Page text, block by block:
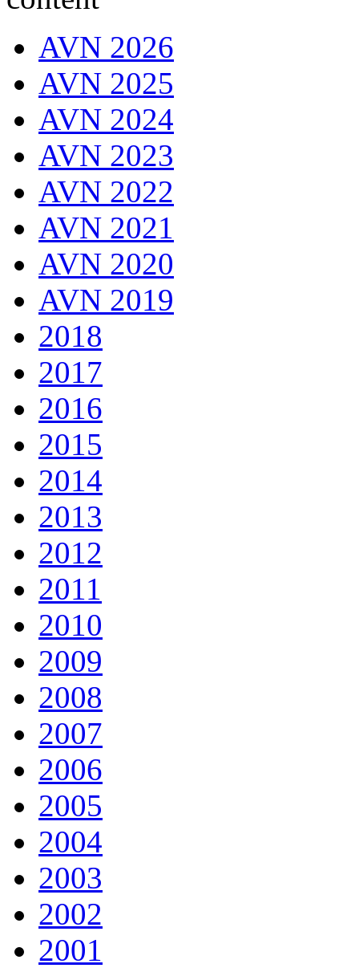
AVN 2026
AVN 2025
AVN 2024
AVN 2023
AVN 2022
AVN 2021
AVN 2020
AVN 2019
2018
2017
2016
2015
2014
2013
2012
2011
2010
2009
2008
2007
2006
2005
2004
2003
2002
2001